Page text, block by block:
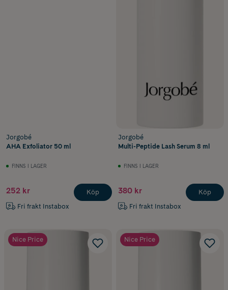
Jorgobé
AHA Exfoliator 50 ml
FINNS I LAGER
252 kr
Fri frakt Instabox
Köp
Jorgobé
Multi-Peptide Lash Serum 8 ml
FINNS I LAGER
380 kr
Fri frakt Instabox
Köp
Nice Price Nice Price